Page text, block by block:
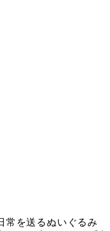
常を送るぬいぐるみ